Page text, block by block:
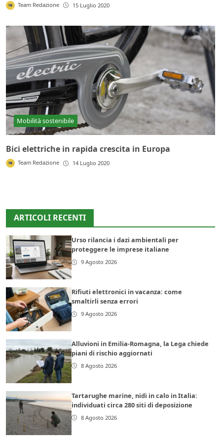
Team Redazione 15 Luglio 2020
Mobilità sostenibile
Bici elettriche in rapida crescita in Europa
Team Redazione 14 Luglio 2020
ARTICOLI RECENTI
Urso rilancia i dazi ambientali per
proteggere le imprese italiane
9 Agosto 2026
Rifiuti elettronici in vacanza: come
smaltirli senza errori
9 Agosto 2026
Alluvioni in Emilia-Romagna, la Lega chiede
piani di rischio aggiornati
8 Agosto 2026
Tartarughe marine, nidi in calo in Italia:
individuati circa 280 siti di deposizione
8 Agosto 2026